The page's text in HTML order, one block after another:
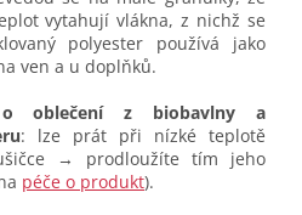
vytahují vlákna, z nichž se
polyester používá jako
ven a u doplňků.
oblečení z biobavlny a
: lze prát při nízké teplotě
→ prodloužíte tím jeho
péče o produkt).